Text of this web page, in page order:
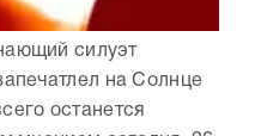
силуэт
на Солнце
останется